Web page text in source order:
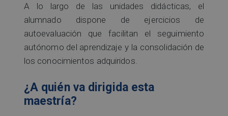
A lo largo de las unidades didácticas, el
alumnado dispone de ejercicios de
autoevaluación que facilitan el seguimiento
autónomo del aprendizaje y la consolidación de
los conocimientos adquiridos.
¿A quién va dirigida esta
maestría?